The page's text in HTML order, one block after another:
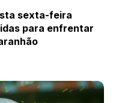
sexta-feira
para enfrentar